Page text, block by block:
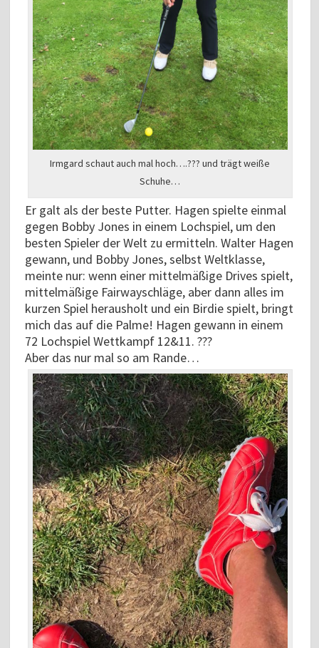
Irmgard schaut auch mal hoch….??? und trägt weiße
Schuhe…
Er galt als der beste Putter. Hagen spielte einmal
gegen Bobby Jones in einem Lochspiel, um den
besten Spieler der Welt zu ermitteln. Walter Hagen
gewann, und Bobby Jones, selbst Weltklasse,
meinte nur: wenn einer mittelmäßige Drives spielt,
mittelmäßige Fairwayschläge, aber dann alles im
kurzen Spiel herausholt und ein Birdie spielt, bringt
mich das auf die Palme! Hagen gewann in einem
72 Lochspiel Wettkampf 12&11. ???
Aber das nur mal so am Rande…